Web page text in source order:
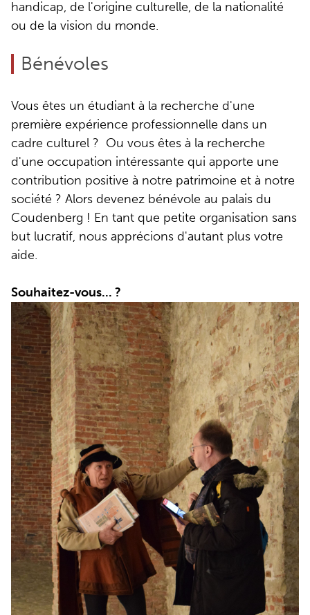
handicap, de l'origine culturelle, de la nationalité
ou de la vision du monde.
Bénévoles
Vous êtes un étudiant à la recherche d'une
première expérience professionnelle dans un
cadre culturel ? Ou vous êtes à la recherche
d'une occupation intéressante qui apporte une
contribution positive à notre patrimoine et à notre
société ? Alors devenez bénévole au palais du
Coudenberg ! En tant que petite organisation sans
but lucratif, nous apprécions d'autant plus votre
aide.
Souhaitez-vous... ?